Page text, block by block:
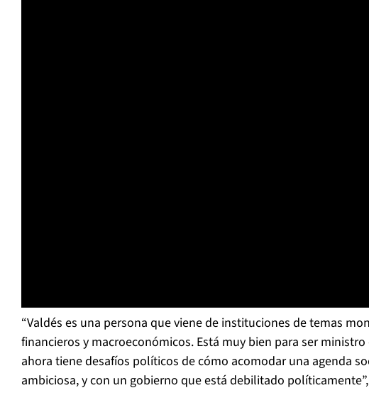
“Valdés es una persona que viene de instituciones de temas
financieros y macroeconómicos. Está muy bien para ser
ahora tiene desafíos políticos de cómo acomodar una agenda
ambiciosa, y con un gobierno que está debilitado